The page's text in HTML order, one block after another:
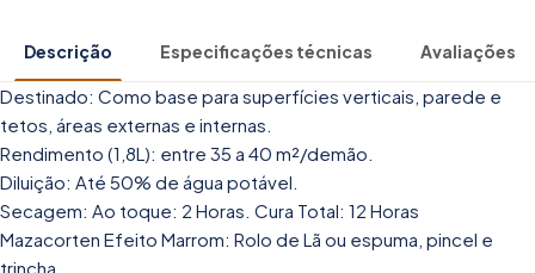
Descrição Especificações técnicas Avaliações
Destinado: Como base para superfícies verticais, parede e
tetos, áreas externas e internas.
Rendimento (1,8L): entre 35 a 40 m²/demão.
Diluição: Até 50% de água potável.
Secagem: Ao toque: 2 Horas. Cura Total: 12 Horas
Mazacorten Efeito Marrom: Rolo de Lã ou espuma, pincel e
trincha.